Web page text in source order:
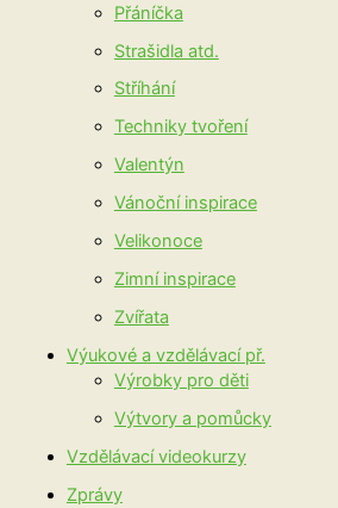
Přáníčka
Strašidla atd.
Stříhání
Techniky tvoření
Valentýn
Vánoční inspirace
Velikonoce
Zimní inspirace
Zvířata
Výukové a vzdělávací př.
Výrobky pro děti
Výtvory a pomůcky
Vzdělávací videokurzy
Zprávy